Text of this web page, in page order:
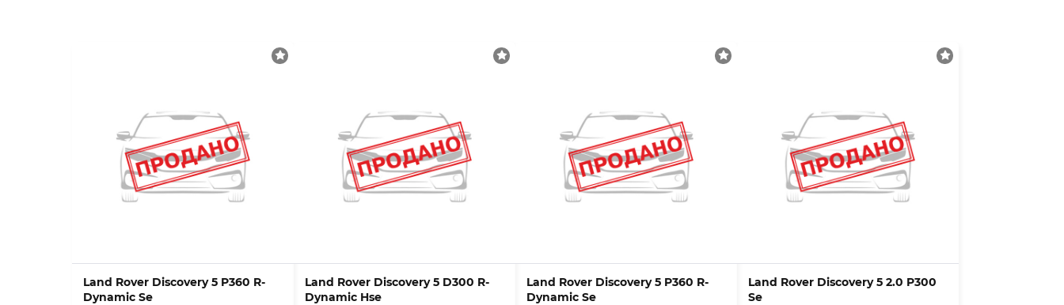
Land Rover Discovery 5 P360 R-
Dynamic Se
Land Rover Discovery 5 D300 R-
Dynamic Hse
Land Rover Discovery 5 P360 R-
Dynamic Se
Land Rover Discovery 5 2.0 P300
Se